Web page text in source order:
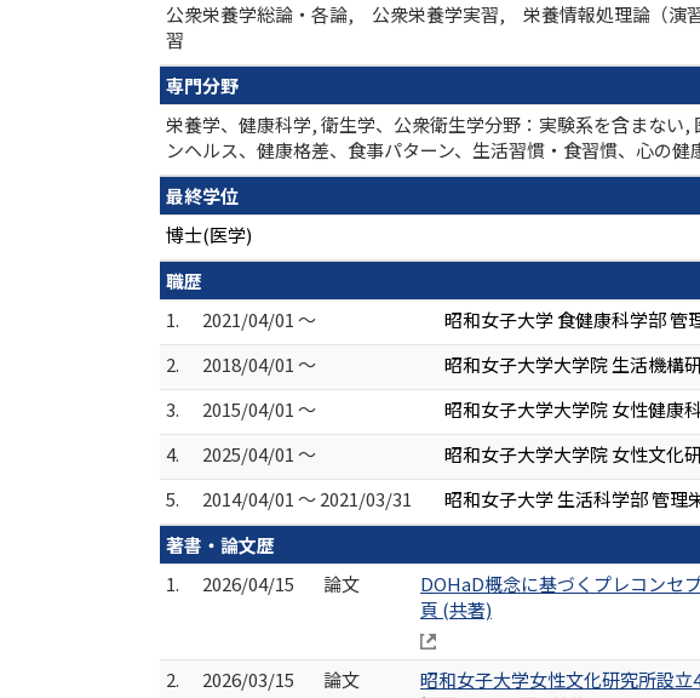
公衆栄養学総論・各論, 公衆栄養学実習, 栄養情報処理論（
習
専門分野
栄養学、健康科学, 衛生学、公衆衛生学分野：実験系を含まな
ンヘルス、健康格差、食事パターン、生活習慣・食習慣、心の健
最終学位
博士(医学)
職歴
1.
2021/04/01 ～
昭和女子大学 食健康科学部 管
2.
2018/04/01 ～
昭和女子大学大学院 生活機構
3.
2015/04/01 ～
昭和女子大学大学院 女性健康
4.
2025/04/01 ～
昭和女子大学大学院 女性文化
5.
2014/04/01 ～ 2021/03/31
昭和女子大学 生活科学部 管理
著書・論文歴
1.
2026/04/15 論文
DOHaD概念に基づくプレコンセ
頁 (共著)
2. 2026/03/15 論文
昭和女子大学女性文化研究所設